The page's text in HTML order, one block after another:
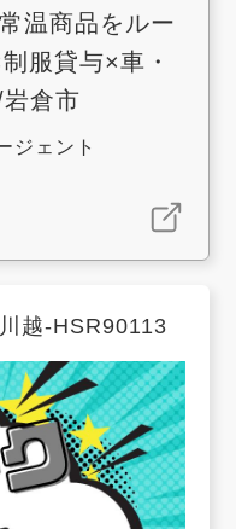
温商品をルー
服貸与×車・
倉市
ジェント
越-HSR90113